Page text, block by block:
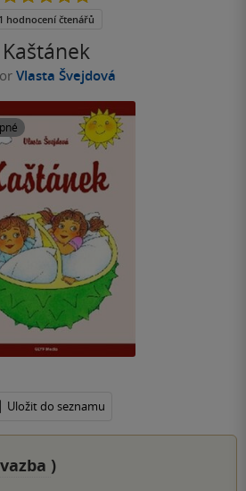
Kaštánek
Vlasta Švejdová
Uložit do seznamu
5
1 hodnocení čtenářů
)